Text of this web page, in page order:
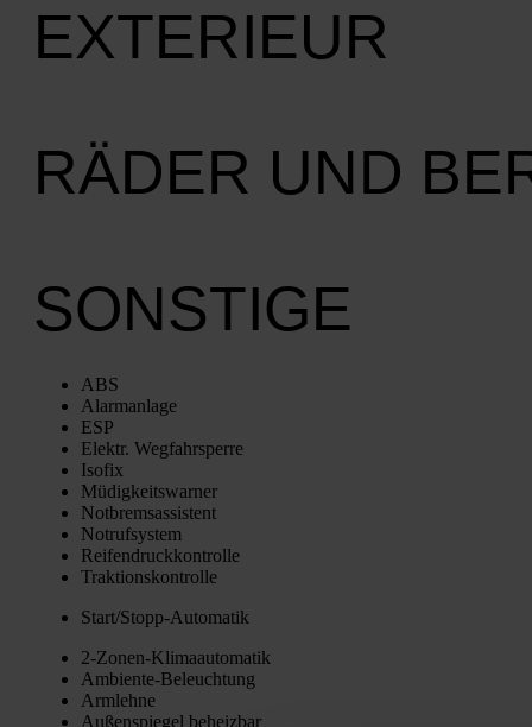
EXTERIEUR
RÄDER UND
SONSTIGE
ABS
Alarm­an­la­ge
ESP
Elektr. Weg­fahr­sper­re
Iso­fix
Müdig­keits­war­ner
Not­brems­as­sis­tent
Not­ruf­sys­tem
Rei­fen­druck­kon­trol­le
Trak­ti­ons­kon­trol­le
Star­t/­Stopp-Auto­ma­tik
2‑Zo­nen-Kli­ma­au­to­ma­tik
Ambi­en­te-Beleuch­tung
Arm­leh­ne
Außen­spie­gel beheiz­bar